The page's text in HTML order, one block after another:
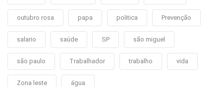
outubro rosa papa politica Prevenção
salario saúde SP são miguel
são paulo Trabalhador trabalho vida
Zona leste água